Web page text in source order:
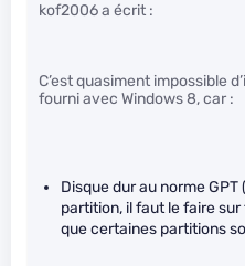
kof2006 a écrit :
C’est quasiment impossible
fourni avec Windows 8, car :
Disque dur au norme
partition, il faut le faire sur
que certaines partitions